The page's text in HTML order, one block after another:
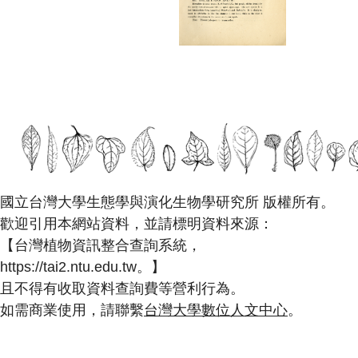
國立台灣大學生態學與演化生物學研究所 版權所有。
歡迎引用本網站資料，並請標明資料來源：
【台灣植物資訊整合查詢系統，
https://tai2.ntu.edu.tw。】
且不得有收取資料查詢費等營利行為。
如需商業使用，請聯繫台灣大學數位人文中心。